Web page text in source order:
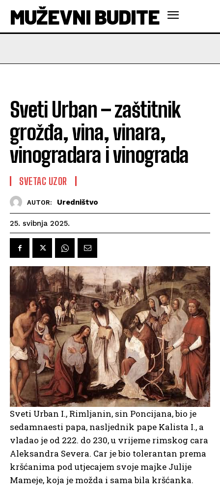
MUŽEVNI BUDITE
Sveti Urban – zaštitnik
grožđa, vina, vinara,
vinogradara i vinograda
SVETAC UZOR
AUTOR: Uredništvo
25. svibnja 2025.
Sveti Urban I., Rimljanin, sin Poncijana, bio je
sedamnaesti papa, nasljednik pape Kalista I., a
vladao je od 222. do 230, u vrijeme rimskog cara
Aleksandra Severa. Car je bio tolerantan prema
kršćanima pod utjecajem svoje majke Julije
Mameje, koja je možda i sama bila kršćanka.